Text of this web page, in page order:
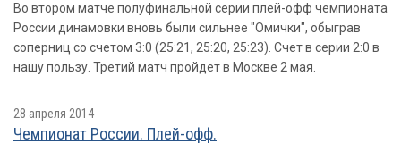
Во втором матче полуфинальной серии плей-офф чемпионата
России динамовки вновь были сильнее "Омички", обыграв
соперниц со счетом 3:0 (25:21, 25:20, 25:23). Счет в серии 2:0 в
нашу пользу. Третий матч пройдет в Москве 2 мая.
28 апреля 2014
Чемпионат России. Плей-офф.